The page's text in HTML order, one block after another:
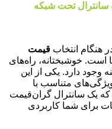
سانترال تحت شبکه
هنگام انتخاب قیمت
است. خوشبختانه، راه‌های
وجود دارد. یکی از این
ویژگی‌های متناسب با
یک سانترال گران‌قیمت
برای شما کاربردی